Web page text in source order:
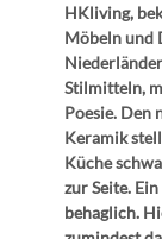
HKliving,
Möbeln und
Stilmitteln,
Poesie. Den
Keramik
Küche
zur Seite.
behaglich.